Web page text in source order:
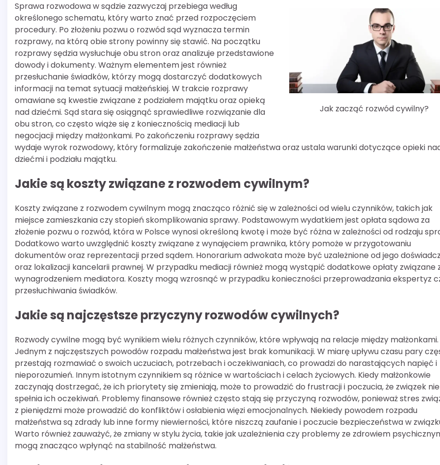
Jak zacząć rozwód cywilny?
Sprawa rozwodowa w sądzie zazwyczaj przebiega według
określonego schematu, który warto znać przed rozpoczęciem
procedury. Po złożeniu pozwu o rozwód sąd wyznacza termin
rozprawy, na którą obie strony powinny się stawić. Na początku
rozprawy sędzia wysłuchuje obu stron oraz analizuje przedstawione
dowody i dokumenty. Ważnym elementem jest również
przesłuchanie świadków, którzy mogą dostarczyć dodatkowych
informacji na temat sytuacji małżeńskiej. W trakcie rozprawy
omawiane są kwestie związane z podziałem majątku oraz opieką
nad dziećmi. Sąd stara się osiągnąć sprawiedliwe rozwiązanie dla
obu stron, co często wiąże się z koniecznością mediacji lub
negocjacji między małżonkami. Po zakończeniu rozprawy sędzia
wydaje wyrok rozwodowy, który formalizuje zakończenie małżeństwa oraz ustala warunki dotyczące opieki
dziećmi i podziału majątku.
Jakie są koszty związane z rozwodem cywilnym?
Koszty związane z rozwodem cywilnym mogą znacząco różnić się w zależności od wielu czynników, takich jak
miejsce zamieszkania czy stopień skomplikowania sprawy. Podstawowym wydatkiem jest opłata sądowa za
złożenie pozwu o rozwód, która w Polsce wynosi określoną kwotę i może być różna w zależności od rodzaju
Dodatkowo warto uwzględnić koszty związane z wynajęciem prawnika, który pomoże w przygotowaniu
dokumentów oraz reprezentacji przed sądem. Honorarium adwokata może być uzależnione od jego
oraz lokalizacji kancelarii prawnej. W przypadku mediacji również mogą wystąpić dodatkowe opłaty związane
wynagrodzeniem mediatora. Koszty mogą wzrosnąć w przypadku konieczności przeprowadzania ekspertyz
przesłuchiwania świadków.
Jakie są najczęstsze przyczyny rozwodów cywilnych?
Rozwody cywilne mogą być wynikiem wielu różnych czynników, które wpływają na relacje między małżonkami.
Jednym z najczęstszych powodów rozpadu małżeństwa jest brak komunikacji. W miarę upływu czasu pary
przestają rozmawiać o swoich uczuciach, potrzebach i oczekiwaniach, co prowadzi do narastających napięć i
nieporozumień. Innym istotnym czynnikiem są różnice w wartościach i celach życiowych. Kiedy małżonkowie
zaczynają dostrzegać, że ich priorytety się zmieniają, może to prowadzić do frustracji i poczucia, że związek nie
spełnia ich oczekiwań. Problemy finansowe również często stają się przyczyną rozwodów, ponieważ stres
z pieniędzmi może prowadzić do konfliktów i osłabienia więzi emocjonalnych. Niekiedy powodem rozpadu
małżeństwa są zdrady lub inne formy niewierności, które niszczą zaufanie i poczucie bezpieczeństwa w
Warto również zauważyć, że zmiany w stylu życia, takie jak uzależnienia czy problemy ze zdrowiem
mogą znacząco wpłynąć na stabilność małżeństwa.